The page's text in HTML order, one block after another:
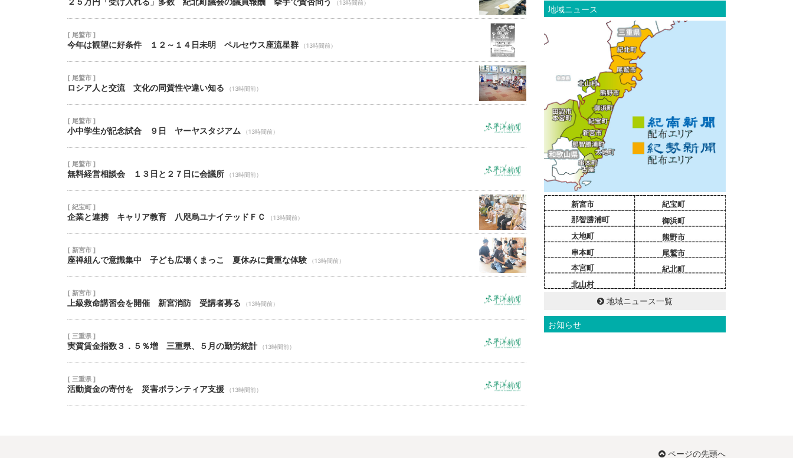
（13時間前）
[ 尾鷲市 ]
今年は観望に好条件 １２～１４日未明 ペルセウス座流星群 （13時間前）
[ 尾鷲市 ]
ロシア人と交流 文化の同質性や違い知る （13時間前）
[ 尾鷲市 ]
小中学生が記念試合 ９日 ヤーヤスタジアム （13時間前）
[ 尾鷲市 ]
無料経営相談会 １３日と２７日に会議所 （13時間前）
[ 紀宝町 ]
企業と連携 キャリア教育 八咫烏ユナイテッドＦＣ （13時間前）
[ 新宮市 ]
座禅組んで意識集中 子ども広場くまっこ 夏休みに貴重な体験 （13時間前）
[ 新宮市 ]
上級救命講習会を開催 新宮消防 受講者募る （13時間前）
[ 三重県 ]
実質賃金指数３．５％増 三重県、５月の勤労統計 （13時間前）
[ 三重県 ]
活動資金の寄付を 災害ボランティア支援 （13時間前）
地域ニュース
新宮市
那智勝浦町
太地町
串本町
本宮町
北山村
紀宝町
御浜町
熊野市
尾鷲市
紀北町
地域ニュース一覧
お知らせ
ページの先頭へ